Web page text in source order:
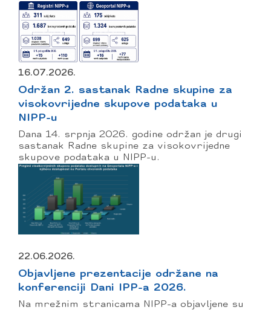
16.07.2026.
Održan 2. sastanak Radne skupine za
visokovrijedne skupove podataka u
NIPP-u
Dana 14. srpnja 2026. godine održan je drugi
sastanak Radne skupine za visokovrijedne
skupove podataka u NIPP-u.
22.06.2026.
Objavljene prezentacije održane na
konferenciji Dani IPP-a 2026.
Na mrežnim stranicama NIPP-a objavljene su